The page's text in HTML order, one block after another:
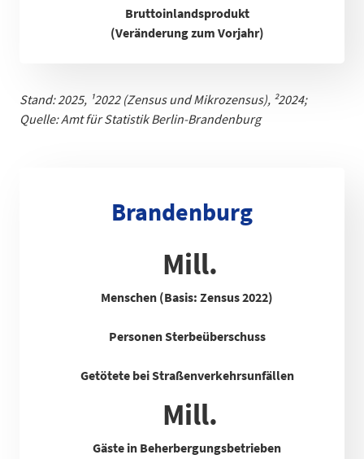
Bruttoinlandsprodukt
(Veränderung zum Vorjahr)
Stand: 2025, ¹2022 (Zensus und Mikrozensus), ²2024;
Quelle: Amt für Statistik Berlin-Brandenburg
Brandenburg
Mill.
Menschen (Basis: Zensus 2022)
Personen Sterbeüberschuss
Getötete bei Straßenverkehrsunfällen
Mill.
Gäste in Beherbergungsbetrieben